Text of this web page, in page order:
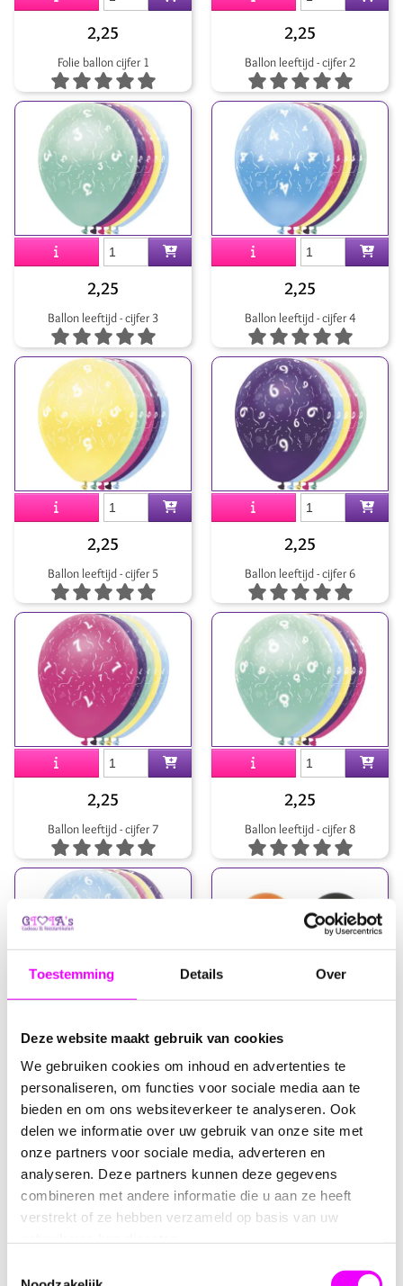
Toestemming Details Over
Deze website maakt gebruik van cookies
We gebruiken cookies om inhoud en advertenties te
personaliseren, om functies voor sociale media aan te
bieden en om ons websiteverkeer te analyseren. Ook
delen we informatie over uw gebruik van onze site met
onze partners voor sociale media, adverteren en
analyseren. Deze partners kunnen deze gegevens
combineren met andere informatie die u aan ze heeft
verstrekt of ze hebben verzameld op basis van uw
2,25
Folie ballon cijfer 1
2,25
Ballon leeftijd - cijfer 2
2,25
Ballon leeftijd - cijfer 3
2,25
Ballon leeftijd - cijfer 4
2,25
Ballon leeftijd - cijfer 5
2,25
Ballon leeftijd - cijfer 6
2,25
Ballon leeftijd - cijfer 7
2,25
Ballon leeftijd - cijfer 8
Ballon leeftijd - cijfer 9
KNVB Ballonnen - Oranje en